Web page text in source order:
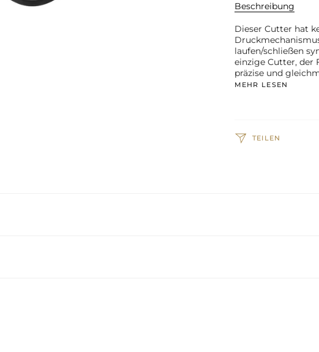
Beschreibung
Dieser Cutter hat
laufen/schließen
einzige Cutter, der
präzise und
MEHR LESEN
TEILEN